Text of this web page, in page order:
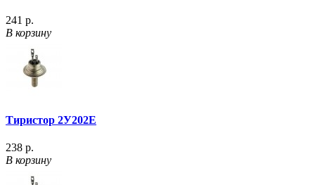
241 р.
В корзину
Тиристор 2У202Е
238 р.
В корзину